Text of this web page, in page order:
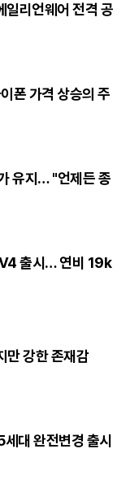
일리언웨어 전격 공
폰 가격 상승의 주
유지… "언제든 종
출시… 연비 19k
만 강한 존재감
대 완전변경 출시